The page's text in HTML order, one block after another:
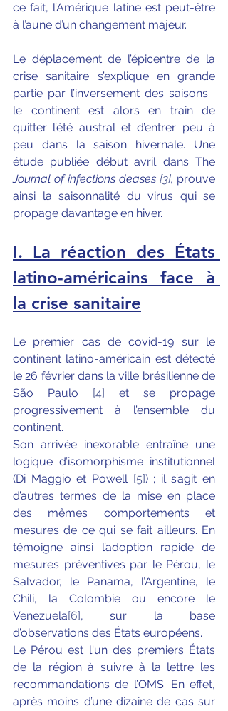
ce fait, l’Amérique latine est peut-être
à l’aune d’un changement majeur.
Le déplacement de l’épicentre de la
crise sanitaire s’explique en grande
partie par l’inversement des saisons :
le continent est alors en train de
quitter l’été austral et d’entrer peu à
peu dans la saison hivernale. Une
Journal of infections deases [3], prouve
ainsi la saisonnalité du virus qui se
propage davantage en hiver.
I. La réaction des États
latino-américains face à
la crise sanitaire
Le premier cas de covid-19 sur le
continent latino-américain est détecté
le 26 février dans la ville brésilienne de
São Paulo [4] et se propage
progressivement à l’ensemble du
continent.
Son arrivée inexorable entraîne une
logique d’isomorphisme institutionnel
(Di Maggio et Powell [5]) ; il s’agit en
d’autres termes de la mise en place
des mêmes comportements et
mesures de ce qui se fait ailleurs. En
témoigne ainsi l’adoption rapide de
mesures préventives par le Pérou, le
Salvador, le Panama, l’Argentine, le
Chili, la Colombie ou encore le
Venezuela[6], sur la base
d’observations des États européens.
Le Pérou est l'un des premiers États
de la région à suivre à la lettre les
recommandations de l’OMS. En effet,
après moins d’une dizaine de cas sur